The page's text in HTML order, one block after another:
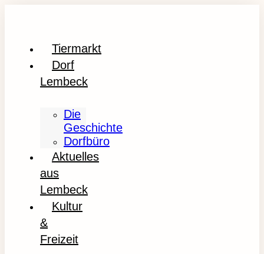
Tiermarkt
Dorf
Lembeck
Die
Geschichte
Dorfbüro
Aktuelles
aus
Lembeck
Kultur
&
Freizeit